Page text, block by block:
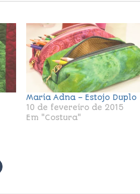
Maria Adna – Estojo Duplo
10 de fevereiro de 2015
Em "Costura"